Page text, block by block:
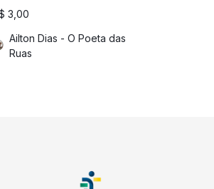
3,00
Ailton Dias - O Poeta das
Ruas